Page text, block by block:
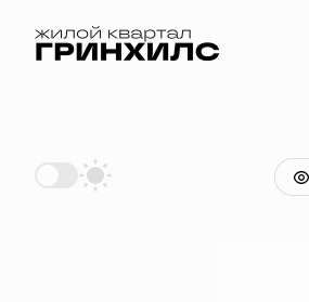
1-комнатная38.1 м